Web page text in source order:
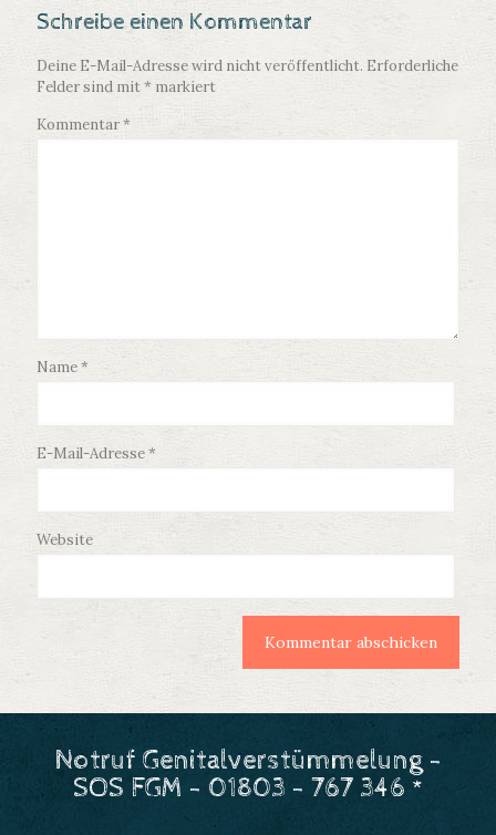
Schreibe einen Kommentar
Deine E-Mail-Adresse wird nicht veröffentlicht. Erforderliche
Felder sind mit* markiert
Kommentar*
Name*
E-Mail-Adresse*
Website
Notruf Genitalverstümmelung -
SOS FGM - 01803 - 767 346 *